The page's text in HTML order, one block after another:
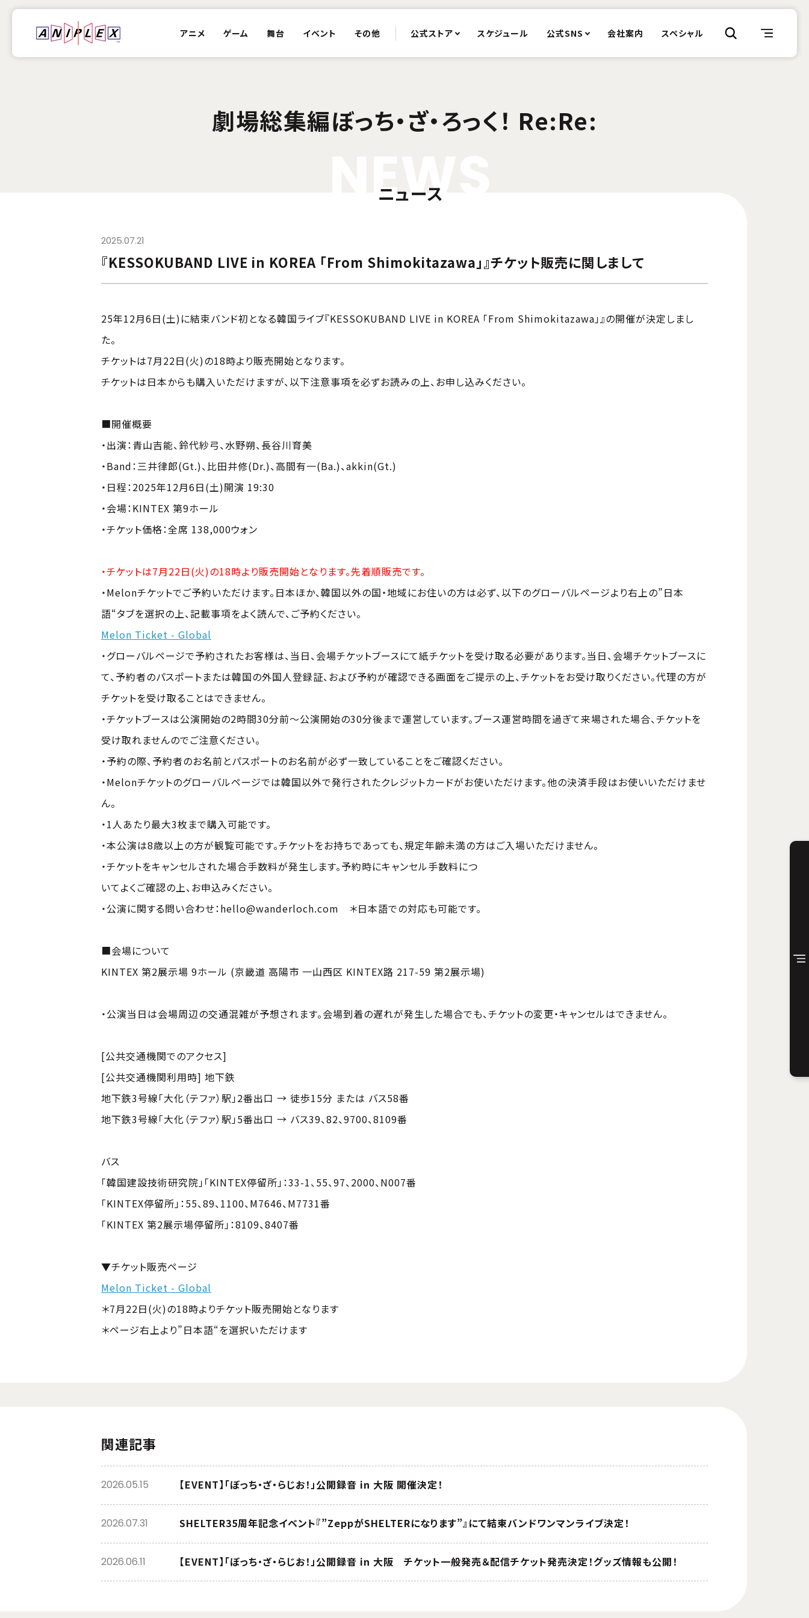
アニメ ゲーム 舞台 イベント その他 公式ストア スケジュール 公式SNS 会社案内 スペシャル
劇場総集編ぼっち・ざ・ろっく！ Re:Re:
EW
ニュース
2025.07.21
『KESSOKUBAND LIVE in KOREA 「From Shimokitazawa」』チケット販売に関しまして
25年12月6日(土)に結束バンド初となる韓国ライブ『KESSOKUBAND LIVE in KOREA 「From Shimokitazawa」』の開催が決定しまし
た。
チケットは7月22日(火)の18時より販売開始となります。
チケットは日本からも購入いただけますが、以下注意事項を必ずお読みの上、お申し込みください。
■開催概要
・出演：青山吉能、鈴代紗弓、水野朔、長谷川育美
・Band：三井律郎(Gt.)、比田井修(Dr.)、高間有一(Ba.)、akkin(Gt.)
・日程：2025年12月6日(土)開演 19:30
・会場：KINTEX 第9ホール
・チケット価格：全席 138,000ウォン
・チケットは7月22日(火)の18時より販売開始となります。先着順販売です。
・Melonチケットでご予約いただけます。日本ほか、韓国以外の国・地域にお住いの方は必ず、以下のグローバルページより右上の”日本
語“タブを選択の上、記載事項をよく読んで、ご予約ください。
Melon Ticket - Global
・グローバルページで予約されたお客様は、当日、会場チケットブースにて紙チケットを受け取る必要があります。当日、会場チケットブースに
て、予約者のパスポートまたは韓国の外国人登録証、および予約が確認できる画面をご提示の上、チケットをお受け取りください。代理の方が
チケットを受け取ることはできません。
・チケットブースは公演開始の2時間30分前～公演開始の30分後まで運営しています。ブース運営時間を過ぎて来場された場合、チケットを
受け取れませんのでご注意ください。
・予約の際、予約者のお名前とパスポートのお名前が必ず一致していることをご確認ください。
・Melonチケットのグローバルページでは韓国以外で発行されたクレジットカードがお使いただけます。他の決済手段はお使いいただけませ
ん。
・1人あたり最大3枚まで購入可能です。
・本公演は8歳以上の方が観覧可能です。チケットをお持ちであっても、規定年齢未満の方はご入場いただけません。
・チケットをキャンセルされた場合手数料が発生します。予約時にキャンセル手数料につ
いてよくご確認の上、お申込みください。
・公演に関する問い合わせ：hello@wanderloch.com ＊日本語での対応も可能です。
■会場について
KINTEX 第2展示場 9ホール (京畿道 高陽市 一山西区 KINTEX路 217-59 第2展示場)
・公演当日は会場周辺の交通混雑が予想されます。会場到着の遅れが発生した場合でも、チケットの変更・キャンセルはできません。
[公共交通機関でのアクセス]
[公共交通機関利用時] 地下鉄
地下鉄3号線「大化（テファ）駅」2番出口 → 徒歩15分 または バス58番
地下鉄3号線「大化（テファ）駅」5番出口 → バス39、82、9700、8109番
バス
「韓国建設技術研究院」「KINTEX停留所」：33-1、55、97、2000、N007番
「KINTEX停留所」：55、89、1100、M7646、M7731番
「KINTEX 第2展示場停留所」：8109、8407番
▼チケット販売ページ
Melon Ticket - Global
＊7月22日(火)の18時よりチケット販売開始となります
＊ページ右上より”日本語“を選択いただけます
関連記事
【EVENT】「ぼっち・ざ・らじお！」公開録音 in 大阪 開催決定！
2026.05.15
SHELTER35周年記念イベント『”ZeppがSHELTERになります”』にて結束バンドワンマンライブ決定！
2026.07.31
【EVENT】「ぼっち・ざ・らじお！」公開録音 in 大阪 チケット一般発売＆配信チケット発売決定！グッズ情報も公開！
2026.06.11